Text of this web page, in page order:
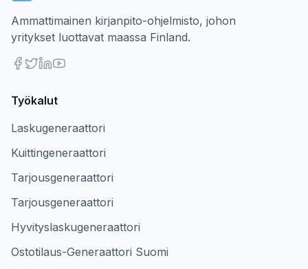
Ammattimainen kirjanpito-ohjelmisto, johon
yritykset luottavat maassa Finland.
Työkalut
Laskugeneraattori
Kuittingeneraattori
Tarjousgeneraattori
Tarjousgeneraattori
Hyvityslaskugeneraattori
Ostotilaus-Generaattori Suomi